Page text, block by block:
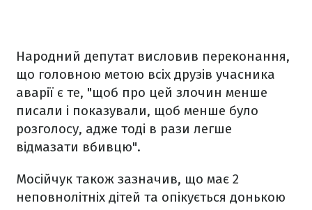
Народний депутат висловив переконання,
що головною метою всіх друзів учасника
аварії є те, "щоб про цей злочин менше
писали і показували, щоб менше було
розголосу, адже тоді в рази легше
відмазати вбивцю".
Мосійчук також зазначив, що має 2
неповнолітніх дітей та опікується донькою